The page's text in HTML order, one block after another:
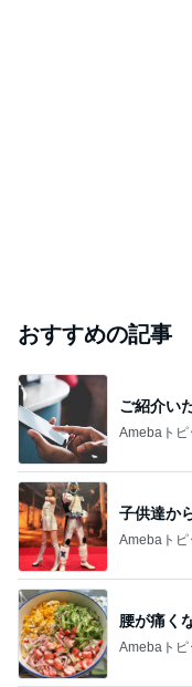
おすすめの記事
ご紹介い
Amebaトピ
子供達か
Amebaトピ
腰が痛く
Amebaトピ